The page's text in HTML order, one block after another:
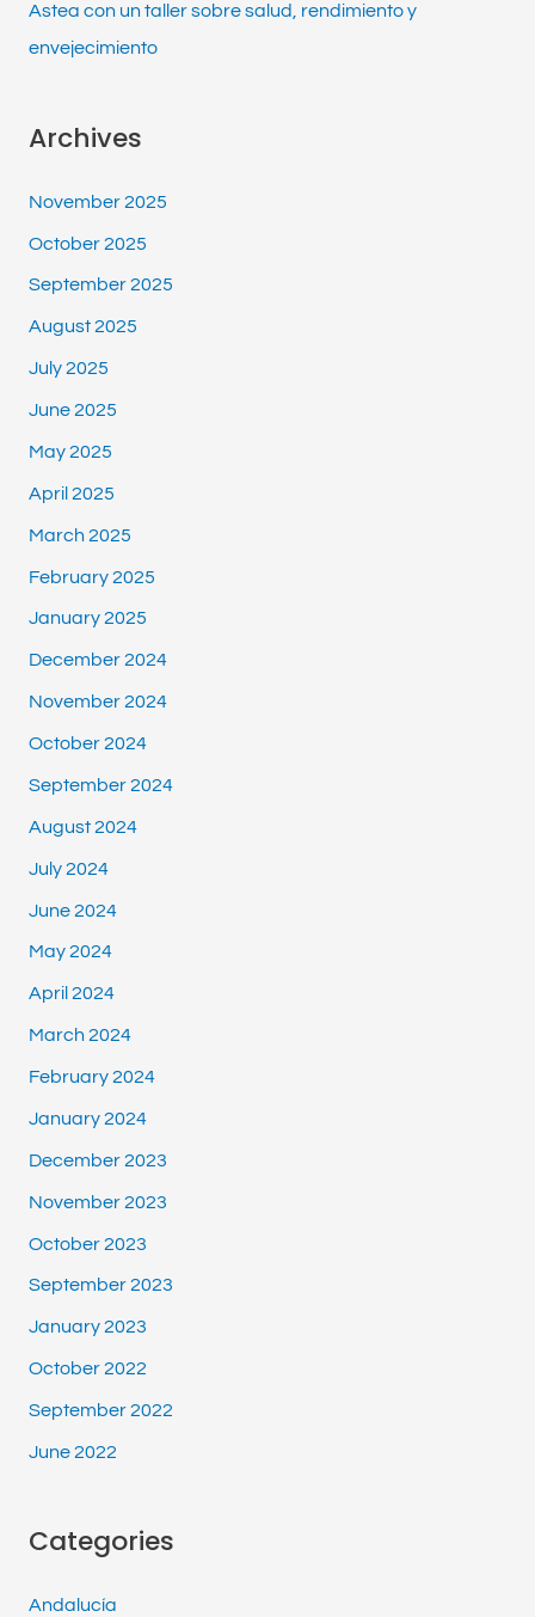
Astea con un taller sobre salud, rendimiento y
envejecimiento
Archives
November 2025
October 2025
September 2025
August 2025
July 2025
June 2025
May 2025
April 2025
March 2025
February 2025
January 2025
December 2024
November 2024
October 2024
September 2024
August 2024
July 2024
June 2024
May 2024
April 2024
March 2024
February 2024
January 2024
December 2023
November 2023
October 2023
September 2023
January 2023
October 2022
September 2022
June 2022
Categories
Andalucía